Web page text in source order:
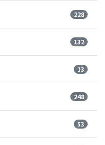
228
132
13
248
53